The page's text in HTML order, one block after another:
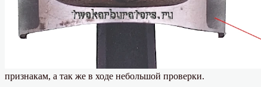
признакам, а так же в ходе небольшой проверки.